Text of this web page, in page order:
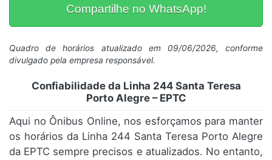
Compartilhe no WhatsApp!
Quadro de horários atualizado em 09/06/2026, conforme
divulgado pela empresa responsável.
Confiabilidade da Linha 244 Santa Teresa
Porto Alegre – EPTC
Aqui no Ônibus Online, nos esforçamos para manter
os horários da Linha 244 Santa Teresa Porto Alegre
da EPTC sempre precisos e atualizados. No entanto,